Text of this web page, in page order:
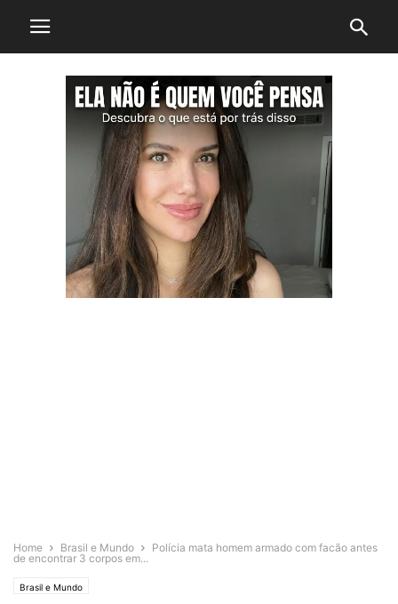
Home Brasil e Mundo
Polícia mata homem armado com facão antes
de encontrar 3 corpos em...
Brasil e Mundo